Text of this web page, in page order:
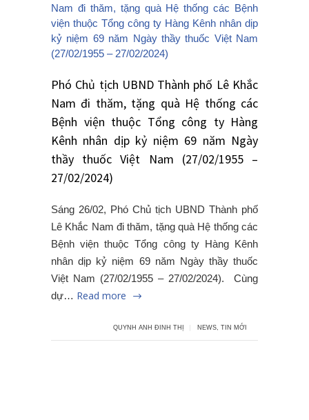
Phó Chủ tịch UBND Thành phố Lê Khắc
Nam đi thăm, tặng quà Hệ thống các
Bệnh viện thuộc Tổng công ty Hàng
Kênh nhân dịp kỷ niệm 69 năm Ngày
thầy thuốc Việt Nam (27/02/1955 –
27/02/2024)
Sáng 26/02, Phó Chủ tịch UBND Thành phố
Lê Khắc Nam đi thăm, tặng quà Hệ thống các
Bệnh viện thuộc Tổng công ty Hàng Kênh
nhân dịp kỷ niệm 69 năm Ngày thầy thuốc
Việt Nam (27/02/1955 – 27/02/2024). Cùng
dự… Read more
QUYNH ANH ĐINH THỊ NEWS, TIN MỚI